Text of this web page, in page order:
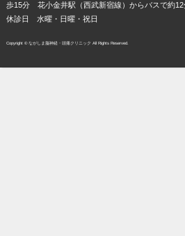
歩15分 花小金井駅（西武新宿線）からバスで約
休診日 水曜・日曜・祝日
Copyright © ながしま脳神経・頭痛クリニック All Rights Reserved.